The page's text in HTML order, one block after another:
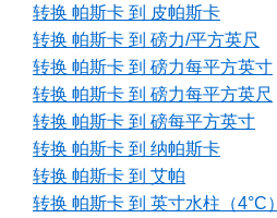
转换 帕斯卡 到 皮帕斯卡
转换 帕斯卡 到 磅力/平方英尺
转换 帕斯卡 到 磅力每平方英寸
转换 帕斯卡 到 磅力每平方英尺
转换 帕斯卡 到 磅每平方英寸
转换 帕斯卡 到 纳帕斯卡
转换 帕斯卡 到 艾帕
转换 帕斯卡 到 英寸水柱（4°C）